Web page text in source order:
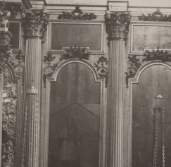
Свято-Троицкий собор
23.12.2015
Сегодня мы можем
пострадал от
выдающихся памятников
вызванная борьбой с
разрушение
собора Архангельска.
Возникнув в начале
двухэтажный Троицкий